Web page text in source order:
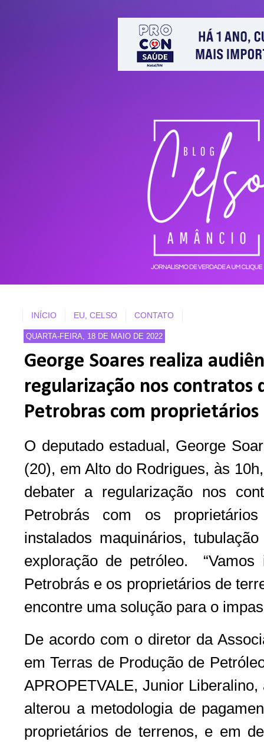
INÍCIO EU, CELSO CONTATO
QUARTA-FEIRA, 18 DE MAIO DE 2022
George Soares realiza
regularização nos contratos
Petrobras com proprietários
O deputado estadual, George
(20), em Alto do Rodrigues, às
debater a regularização nos
Petrobrás com os
instalados maquinários,
exploração de petróleo.
Petrobrás e os proprietários de
encontre uma solução para o
De acordo com o diretor da
em Terras de Produção de
APROPETVALE, Junior
alterou a metodologia de
proprietários de terrenos, e em